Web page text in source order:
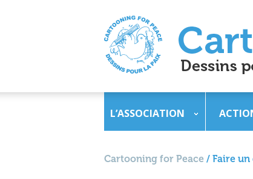
L’ASSOCIATION
Cartooning for Peace / Faire un